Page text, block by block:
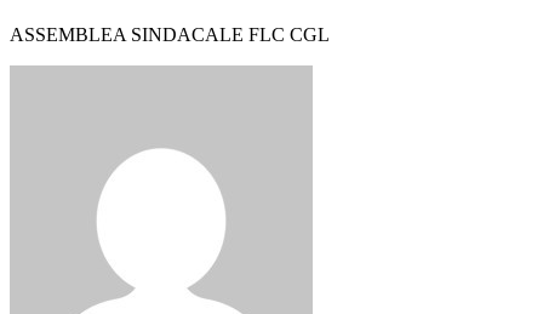
ASSEMBLEA SINDACALE FLC CGL